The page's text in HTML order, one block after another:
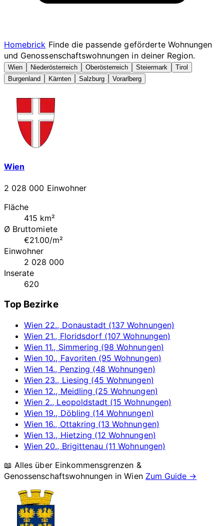
Homebrick Finde die passende geförderte Wohnungen
und Genossenschaftswohnungen in deiner Region.
Wien Niederösterreich Oberösterreich Steiermark
Tirol
Burgenland
Kärnten Salzburg Vorarlberg
Wien
2 028 000 Einwohner
Fläche
415 km²
Ø Bruttomiete
€21.00/m²
Einwohner
2 028 000
Inserate
620
Top Bezirke
Wien 22., Donaustadt (137 Wohnungen)
Wien 21., Floridsdorf (107 Wohnungen)
Wien 11., Simmering (98 Wohnungen)
Wien 10., Favoriten (95 Wohnungen)
Wien 14., Penzing (48 Wohnungen)
Wien 23., Liesing (45 Wohnungen)
Wien 12., Meidling (25 Wohnungen)
Wien 2., Leopoldstadt (15 Wohnungen)
Wien 19., Döbling (14 Wohnungen)
Wien 16., Ottakring (13 Wohnungen)
Wien 13., Hietzing (12 Wohnungen)
Wien 20., Brigittenau (11 Wohnungen)
📖 Alles über Einkommensgrenzen &
Genossenschaftswohnungen inWien Zum Guide →